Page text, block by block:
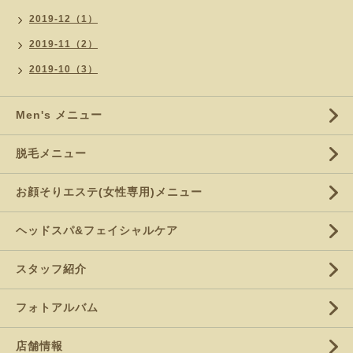
2019-12（1）
2019-11（2）
2019-10（3）
Men's メニュー
脱毛メニュー
お顔そりエステ(女性専用)メニュー
ヘッドスパ&フェイシャルケア
スタッフ紹介
フォトアルバム
店舗情報